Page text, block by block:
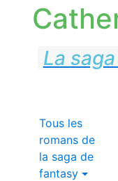
La
Tous les
romans de
la saga de
fantasy